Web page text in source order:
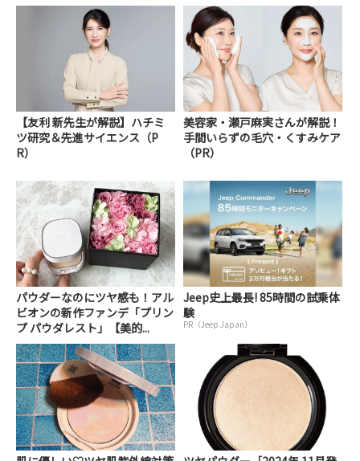
【友利 新先生が解説】ハチミ
ツ研究＆先進サイエンス（P
R）
美容家・瀬戸麻実さんが解説！
手間いらずの毛穴・くすみケア
（PR）
パウダーなのにツヤ感も！アル
ビオンの新作ファンデ「プリン
プ パウダレスト」【美的...
Jeep史上最長! 85時間の試乗体
験
PR（Jeep Japan）